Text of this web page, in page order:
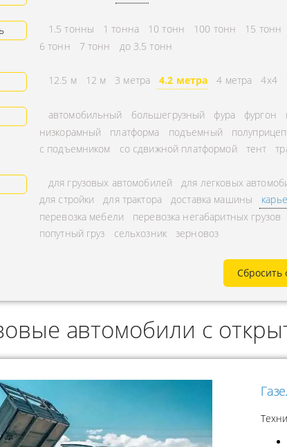
ТРАКТОРА
АВТОКРАНА
ЭКСПЕДИТОРА
ПЕРЕВОЗКА ЩЕБНЯ
ПЕРЕВОЗКА МУКИ
РАССЧИТАТЬ РАССТОЯНИЕ
ОХРАНА ГРУЗА
ПЕРЕВОЗКА КИСЛОРОДНЫХ
БАЛЛОНОВ
ПЕРЕВОЗКА
НЕФТЕПРОДУКТОВ
1.5 тонны 1 тонна 10 тонн 100 тонн 15 тонн
6 тонн
7 тонн до 3.5 тонн
12.5 м 12 м 3 метра 4.2 метра 4 метра 4x4
автомобильный большегрузный фура фургон
низкорамный
платформа подъемный полуприцеп
с подъемником
со сдвижной платформой тент
для грузовых автомобилей для легковых
для стройки
для трактора доставка машины
перевозка мебели
перевозка негабаритных грузов
попутный груз
сельхозник зерновоз
Сбросить
автомобили с